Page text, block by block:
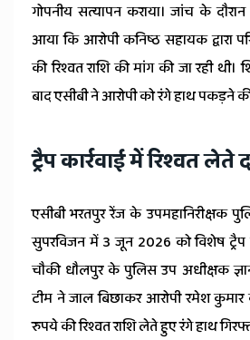
गोपनीय सत्यापन कराया। जांच के
आया कि आरोपी कनिष्ठ सहायक द्वारा
की रिश्वत राशि की मांग की जा रही
बाद एसीबी ने आरोपी को रंगे हाथ पकड़ने
ट्रैप कार्रवाई में रिश्वत लेते
एसीबी भरतपुर रेंज के उपमहानिरीक्षक
सुपरविजन में 3 जून 2026 को विशेष ट्रैप
चौकी धौलपुर के पुलिस उप अधीक्षक
टीम ने जाल बिछाकर आरोपी रमेश कुमार
रुपये की रिश्वत राशि लेते हुए रंगे हाथ